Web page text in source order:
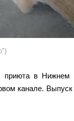
в Нижнем
канале.